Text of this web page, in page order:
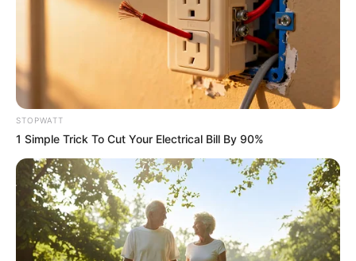
He Rewrote His Love Life In 15 Minutes—Wife's
STOPWATT
1 Simple Trick To Cut Your Electrical Bill By 90%